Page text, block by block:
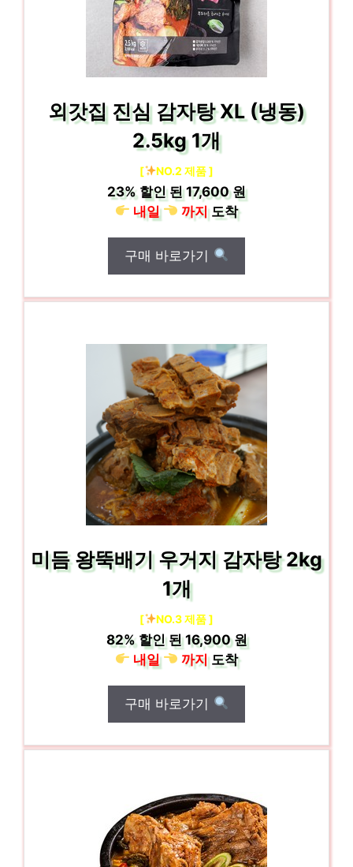
외갓집 진심 감자탕 XL (냉동)
2.5kg 1개
[ NO.2 제품 ]
23% 할인 된17,600 원
내일
까지도착
구매 바로가기
미듬 왕뚝배기 우거지 감자탕 2kg
1개
[ NO.3 제품 ]
82%할인 된16,900 원
내일
까지도착
구매 바로가기